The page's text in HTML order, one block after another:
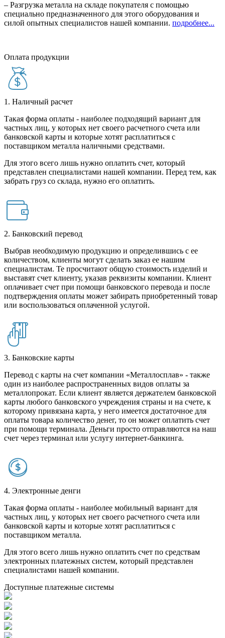
– Разгрузка металла на складе покупателя с помощью
специально предназначенного для этого оборудования и
силой опытных специалистов нашей компании. подробнее...
Оплата продукции
1. Наличный расчет
Такая форма оплаты - наиболее подходящий вариант для
частных лиц, у которых нет своего расчетного счета или
банковской карты и которые хотят расплатиться с
поставщиком металла наличными средствами.
Для этого всего лишь нужно оплатить счет, который
представлен специалистами нашей компании. Перед тем, как
забрать груз со склада, нужно его оплатить.
2. Банковский перевод
Выбрав необходимую продукцию и определившись с ее
количеством, клиенты могут сделать заказ ее нашим
специалистам. Те просчитают общую стоимость изделий и
выставят счет клиенту, указав реквизиты компании. Клиент
оплачивает счет при помощи банковского перевода и после
подтверждения оплаты может забирать приобретенный товар
или воспользоваться оплаченной услугой.
3. Банковские карты
Перевод с карты на счет компании «Металлосплав» - также
один из наиболее распространенных видов оплаты за
металлопрокат. Если клиент является держателем банковской
карты любого банковского учреждения страны и на счете, к
которому привязана карта, у него имеется достаточное для
оплаты товара количество денег, то он может оплатить счет
при помощи терминала. Деньги просто отправляются на наш
счет через терминал или услугу интернет-банкинга.
4. Электронные денги
Такая форма оплаты - наиболее мобильный вариант для
частных лиц, у которых нет своего расчетного счета или
банковской карты и которые хотят расплатиться с
поставщиком металла.
Для этого всего лишь нужно оплатить счет по средствам
электронных платежных систем, который представлен
специалистами нашей компании.
Доступные платежные системы